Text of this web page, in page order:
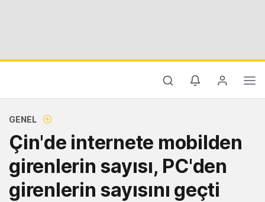
GENEL
Çin'de internete mobilden
girenlerin sayısı, PC'den
girenlerin sayısını geçti